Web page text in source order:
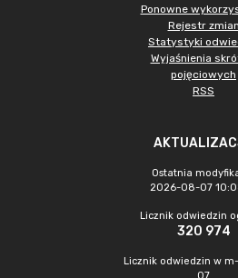
Ponowne
Rejestr zmian
Statystyki
Wyjaśnienia
pojęciowych
RSS
Ostatnia
2026-08-07
Licznik odwiedzin
320 974
Licznik odwiedzin w